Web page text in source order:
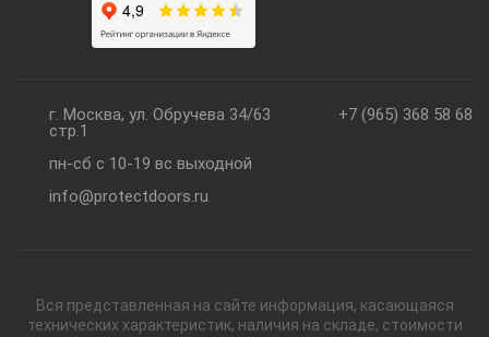
+7 (965) 368 58 68
г. Москва, ул. Обручева 34/63
стр.1
пн-сб с 10-19 вс выходной
info@protectdoors.ru
Вся представленная на сайте информация, касающаяся
технических характеристик, наличия на складе, стоимости